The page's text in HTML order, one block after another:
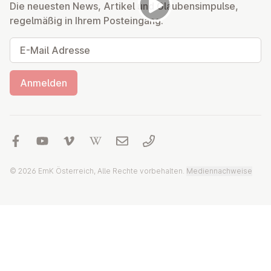
Die neuesten News, Artikel und Glaubensimpulse,
regelmäßig in Ihrem Posteingang.
E-Mail Adresse
Anmelden
© 2026 EmK Österreich, Alle Rechte vorbehalten. Mediennachweise